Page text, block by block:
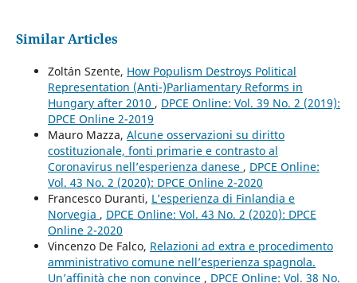
Similar Articles
Zoltán Szente, How Populism Destroys Political
Representation (Anti-)Parliamentary Reforms in
Hungary after 2010 , DPCE Online: Vol. 39 No. 2 (2019):
DPCE Online 2-2019
Mauro Mazza, Alcune osservazioni su diritto
costituzionale, fonti primarie e contrasto al
Coronavirus nell’esperienza danese , DPCE Online:
Vol. 43 No. 2 (2020): DPCE Online 2-2020
Francesco Duranti, L’esperienza di Finlandia e
Norvegia , DPCE Online: Vol. 43 No. 2 (2020): DPCE
Online 2-2020
Vincenzo De Falco, Relazioni ad extra e procedimento
amministrativo comune nell’esperienza spagnola.
Un’affinità che non convince , DPCE Online: Vol. 38 No.